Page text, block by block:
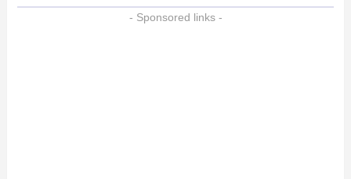
- Sponsored links -